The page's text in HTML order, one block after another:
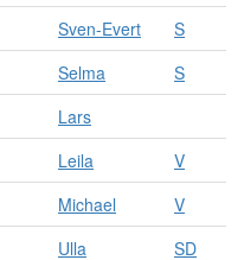
Sven-Evert
S
Selma
S
Lars
Leila
V
Michael
V
Ulla
SD